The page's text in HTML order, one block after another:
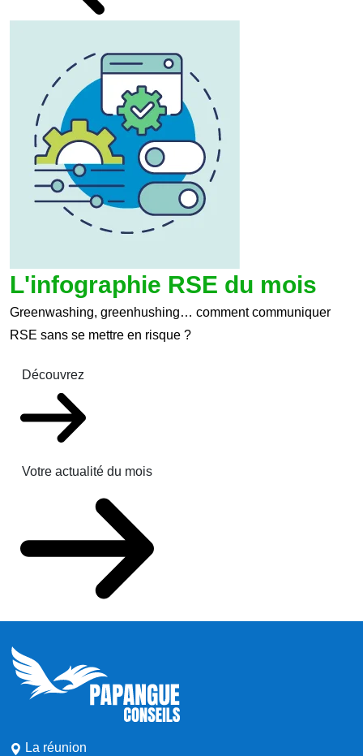
L'infographie RSE du mois
Greenwashing, greenhushing… comment communiquer
RSE sans se mettre en risque ?
Découvrez
Votre actualité du mois
La réunion